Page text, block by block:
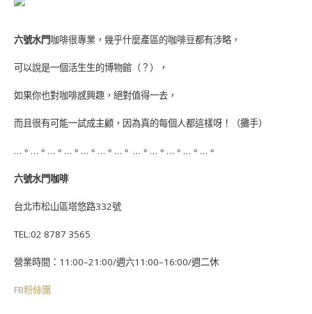
六號水門咖啡很專業，幾乎什麼產區的咖啡豆都有涉略，
可以說是一個活生生的博物館（？），
如果你也對咖啡感興趣，絕對值得一去，
而且很有可能一試成主顧，因為真的每個人都這樣呀！（攤手）
…。…。…。…。…。…。…。 …。…。…。…。…。
六號水門咖啡
台北市松山區塔悠路332號
TEL:02 8787 3565
營業時間：11:00–21:00/週六11:00–16:00/週二休
FB粉絲團